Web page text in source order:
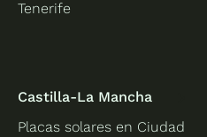
Tenerife
Castilla-La Mancha
Placas solares en Ciudad